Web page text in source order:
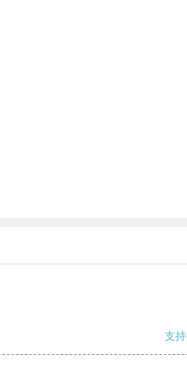
支持